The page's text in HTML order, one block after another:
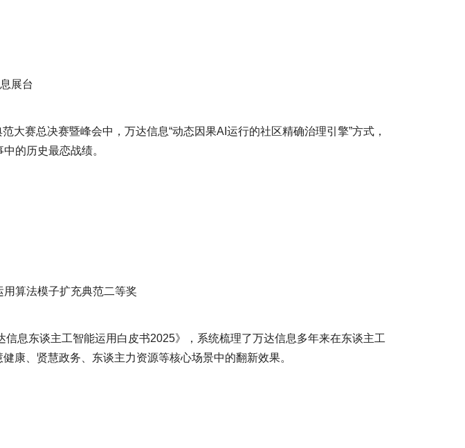
展台
赛总决赛暨峰会中，万达信息“动态因果AI运行的社区精确治理引擎”方式，
的历史最恋战绩。
算法模子扩充典范二等奖
息东谈主工智能运用白皮书2025》，系统梳理了万达信息多年来在东谈主工
康、贤慧政务、东谈主力资源等核心场景中的翻新效果。